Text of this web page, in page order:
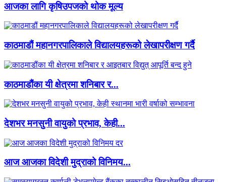
आजका लागि कृषिउपजको थोक मूल्य
काठमाडौं महानगरपालिकाले विद्यालयहरूको लेखापरीक्षण गर्दै
काठमाडौंका यी क्षेत्रमा शनिबार र...
देशभर मनसुनी वायुको प्रभाव, केही...
आज आजका विदेशी मुद्राको विनिमय...